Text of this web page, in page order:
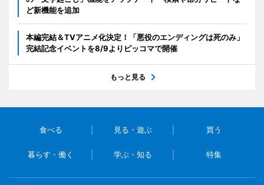
ど新機能を追加
本編完結＆TVアニメ化決定！「悪役のエンディングは死のみ」
完結記念イベントを8/9よりピッコマで開催
もっと見る
食べる 見る・遊ぶ 買う
暮らす・働く 学ぶ・知る 特集